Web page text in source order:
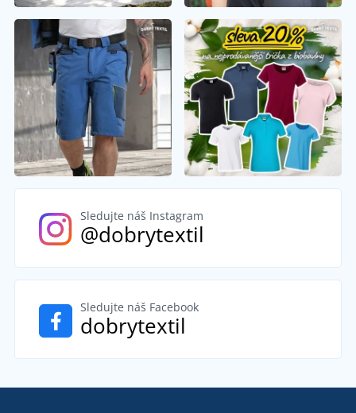
Sledujte náš Instagram
@dobrytextil
Sledujte náš Facebook
dobrytextil